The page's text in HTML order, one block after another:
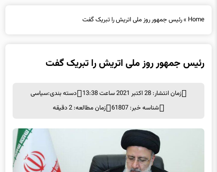
Home
»رئیس جمهور روز ملی اتریش را تبریک گفت
رئیس جمهور روز ملی اتریش را تبریک گفت
زمان انتشار: 28 اکتبر 2021 ساعت 13:38 دسته بندی:سیاسی
شناسه خبر: 61807
زمان مطالعه: 2 دقیقه